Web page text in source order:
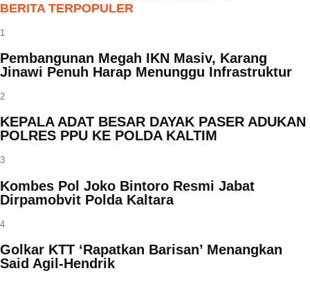
BERITA TERPOPULER
1
Pembangunan Megah IKN Masiv, Karang
Jinawi Penuh Harap Menunggu Infrastruktur
2
KEPALA ADAT BESAR DAYAK PASER ADUKAN
POLRES PPU KE POLDA KALTIM
3
Kombes Pol Joko Bintoro Resmi Jabat
Dirpamobvit Polda Kaltara
4
Golkar KTT ‘Rapatkan Barisan’ Menangkan
Said Agil-Hendrik